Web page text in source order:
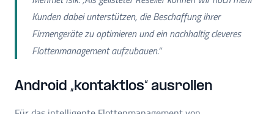
Kunden dabei unterstützen, die Beschaffung ihrer
Firmengeräte zu optimieren und ein nachhaltig cleveres
Flottenmanagement aufzubauen.“
Android „kontaktlos“ ausrollen